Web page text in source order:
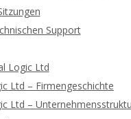
Support
Logic Ltd
Ltd – Firmengeschichte
Ltd –